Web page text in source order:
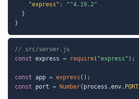
"express" :
"^4.19.2"
}
}
// src/server.js
const express = require( "express" ) ;
const app = express ( ) ;
const port = Number( process .env. PORT